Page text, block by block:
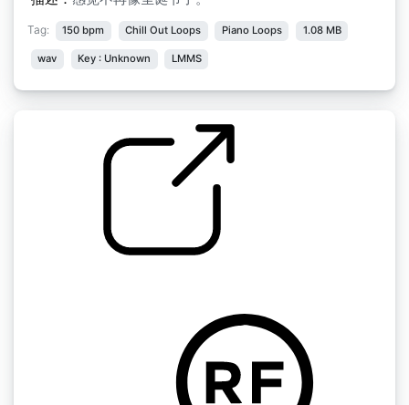
Tag: 150 bpm Chill Out Loops Piano Loops 1.08 MB
wav Key : Unknown LMMS